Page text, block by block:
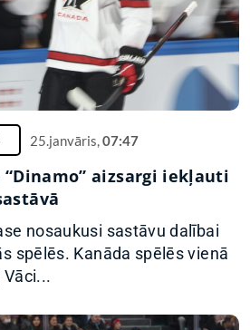
25.janvāris, 07:47
aizsargi iekļauti
nosaukusi sastāvu dalībai
spēlēs. Kanāda spēlēs vienā
Vāci...